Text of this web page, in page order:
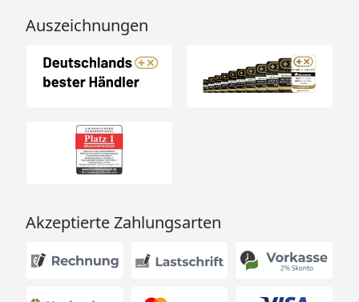
Auszeichnungen
Akzeptierte Zahlungsarten